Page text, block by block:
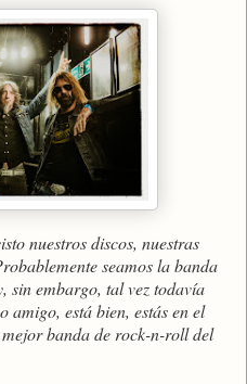
nuestros discos, nuestras
seamos la banda
sin embargo, tal vez todavía
amigo, está bien, estás en el
banda de rock-n-roll del